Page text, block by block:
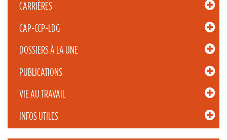
CARRIÈRES
CAP-CCP-LDG
DOSSIERS À LA UNE
PUBLICATIONS
VIE AU TRAVAIL
INFOS UTILES